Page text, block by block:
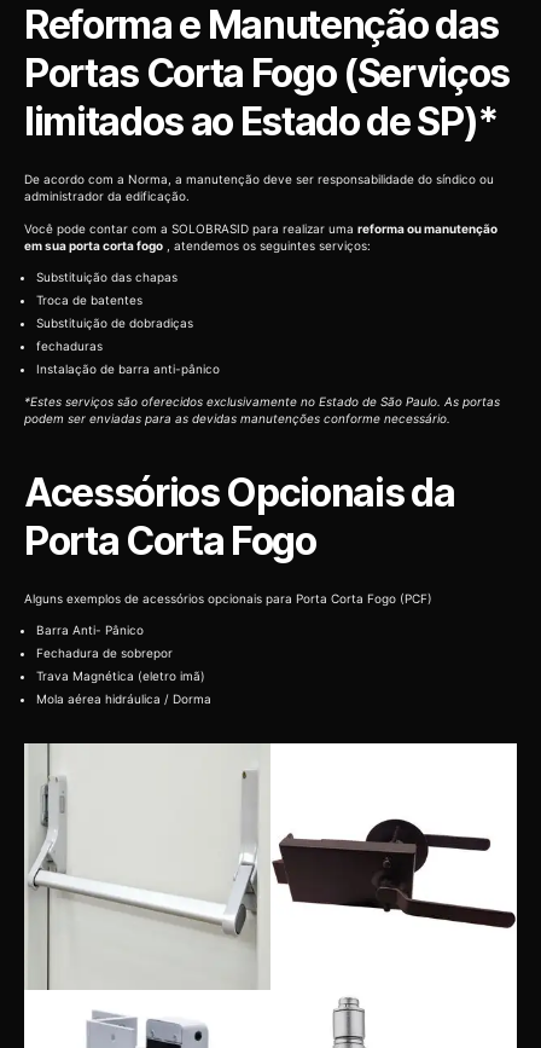
Reforma e Manutenção das
Portas Corta Fogo (Serviços
limitados ao Estado de SP)*
De acordo com a Norma, a manutenção deve ser responsabilidade do síndico ou
administrador da edificação.
Você pode contar com a SOLOBRASID para realizar uma reforma ou manutenção
em sua porta corta fogo , atendemos os seguintes serviços:
Substituição das chapas
Troca de batentes
Substituição de dobradiças
fechaduras
Instalação de barra anti-pânico
*Estes serviços são oferecidos exclusivamente no Estado de São Paulo. As portas
podem ser enviadas para as devidas manutenções conforme necessário.
Acessórios Opcionais da
Porta Corta Fogo
Alguns exemplos de acessórios opcionais para Porta Corta Fogo (PCF)
Barra Anti- Pânico
Fechadura de sobrepor
Trava Magnética (eletro imã)
Mola aérea hidráulica / Dorma